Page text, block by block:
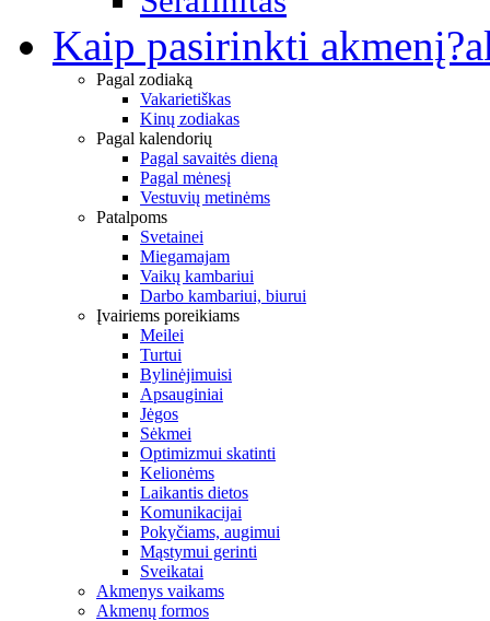
Kaip pasirinkti akmenį?
Pagal zodiaką
Vakarietiškas
Kinų zodiakas
Pagal kalendorių
Pagal savaitės dieną
Pagal mėnesį
Vestuvių metinėms
Patalpoms
Svetainei
Miegamajam
Vaikų kambariui
Darbo kambariui, biurui
Įvairiems poreikiams
Meilei
Turtui
Bylinėjimuisi
Apsauginiai
Jėgos
Sėkmei
Optimizmui skatinti
Kelionėms
Laikantis dietos
Komunikacijai
Pokyčiams, augimui
Mąstymui gerinti
Sveikatai
Akmenys vaikams
Akmenų formos